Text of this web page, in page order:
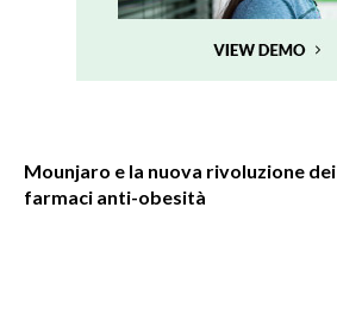
Mounjaro e la nuova rivoluzione dei
farmaci anti-obesità